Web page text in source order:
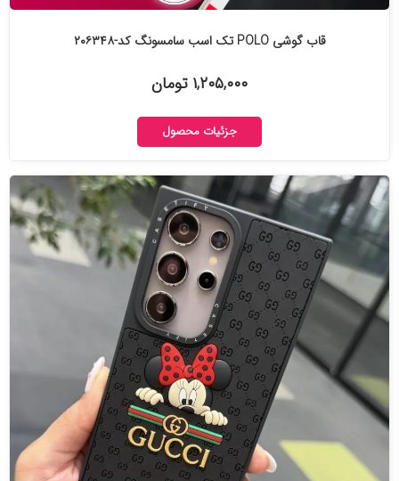
قاب گوشی POLO تک اسب سامسونگ کد-۲۰۶۳۴۸
۱,۲۰۵,۰۰۰ تومان
جزئیات محصول